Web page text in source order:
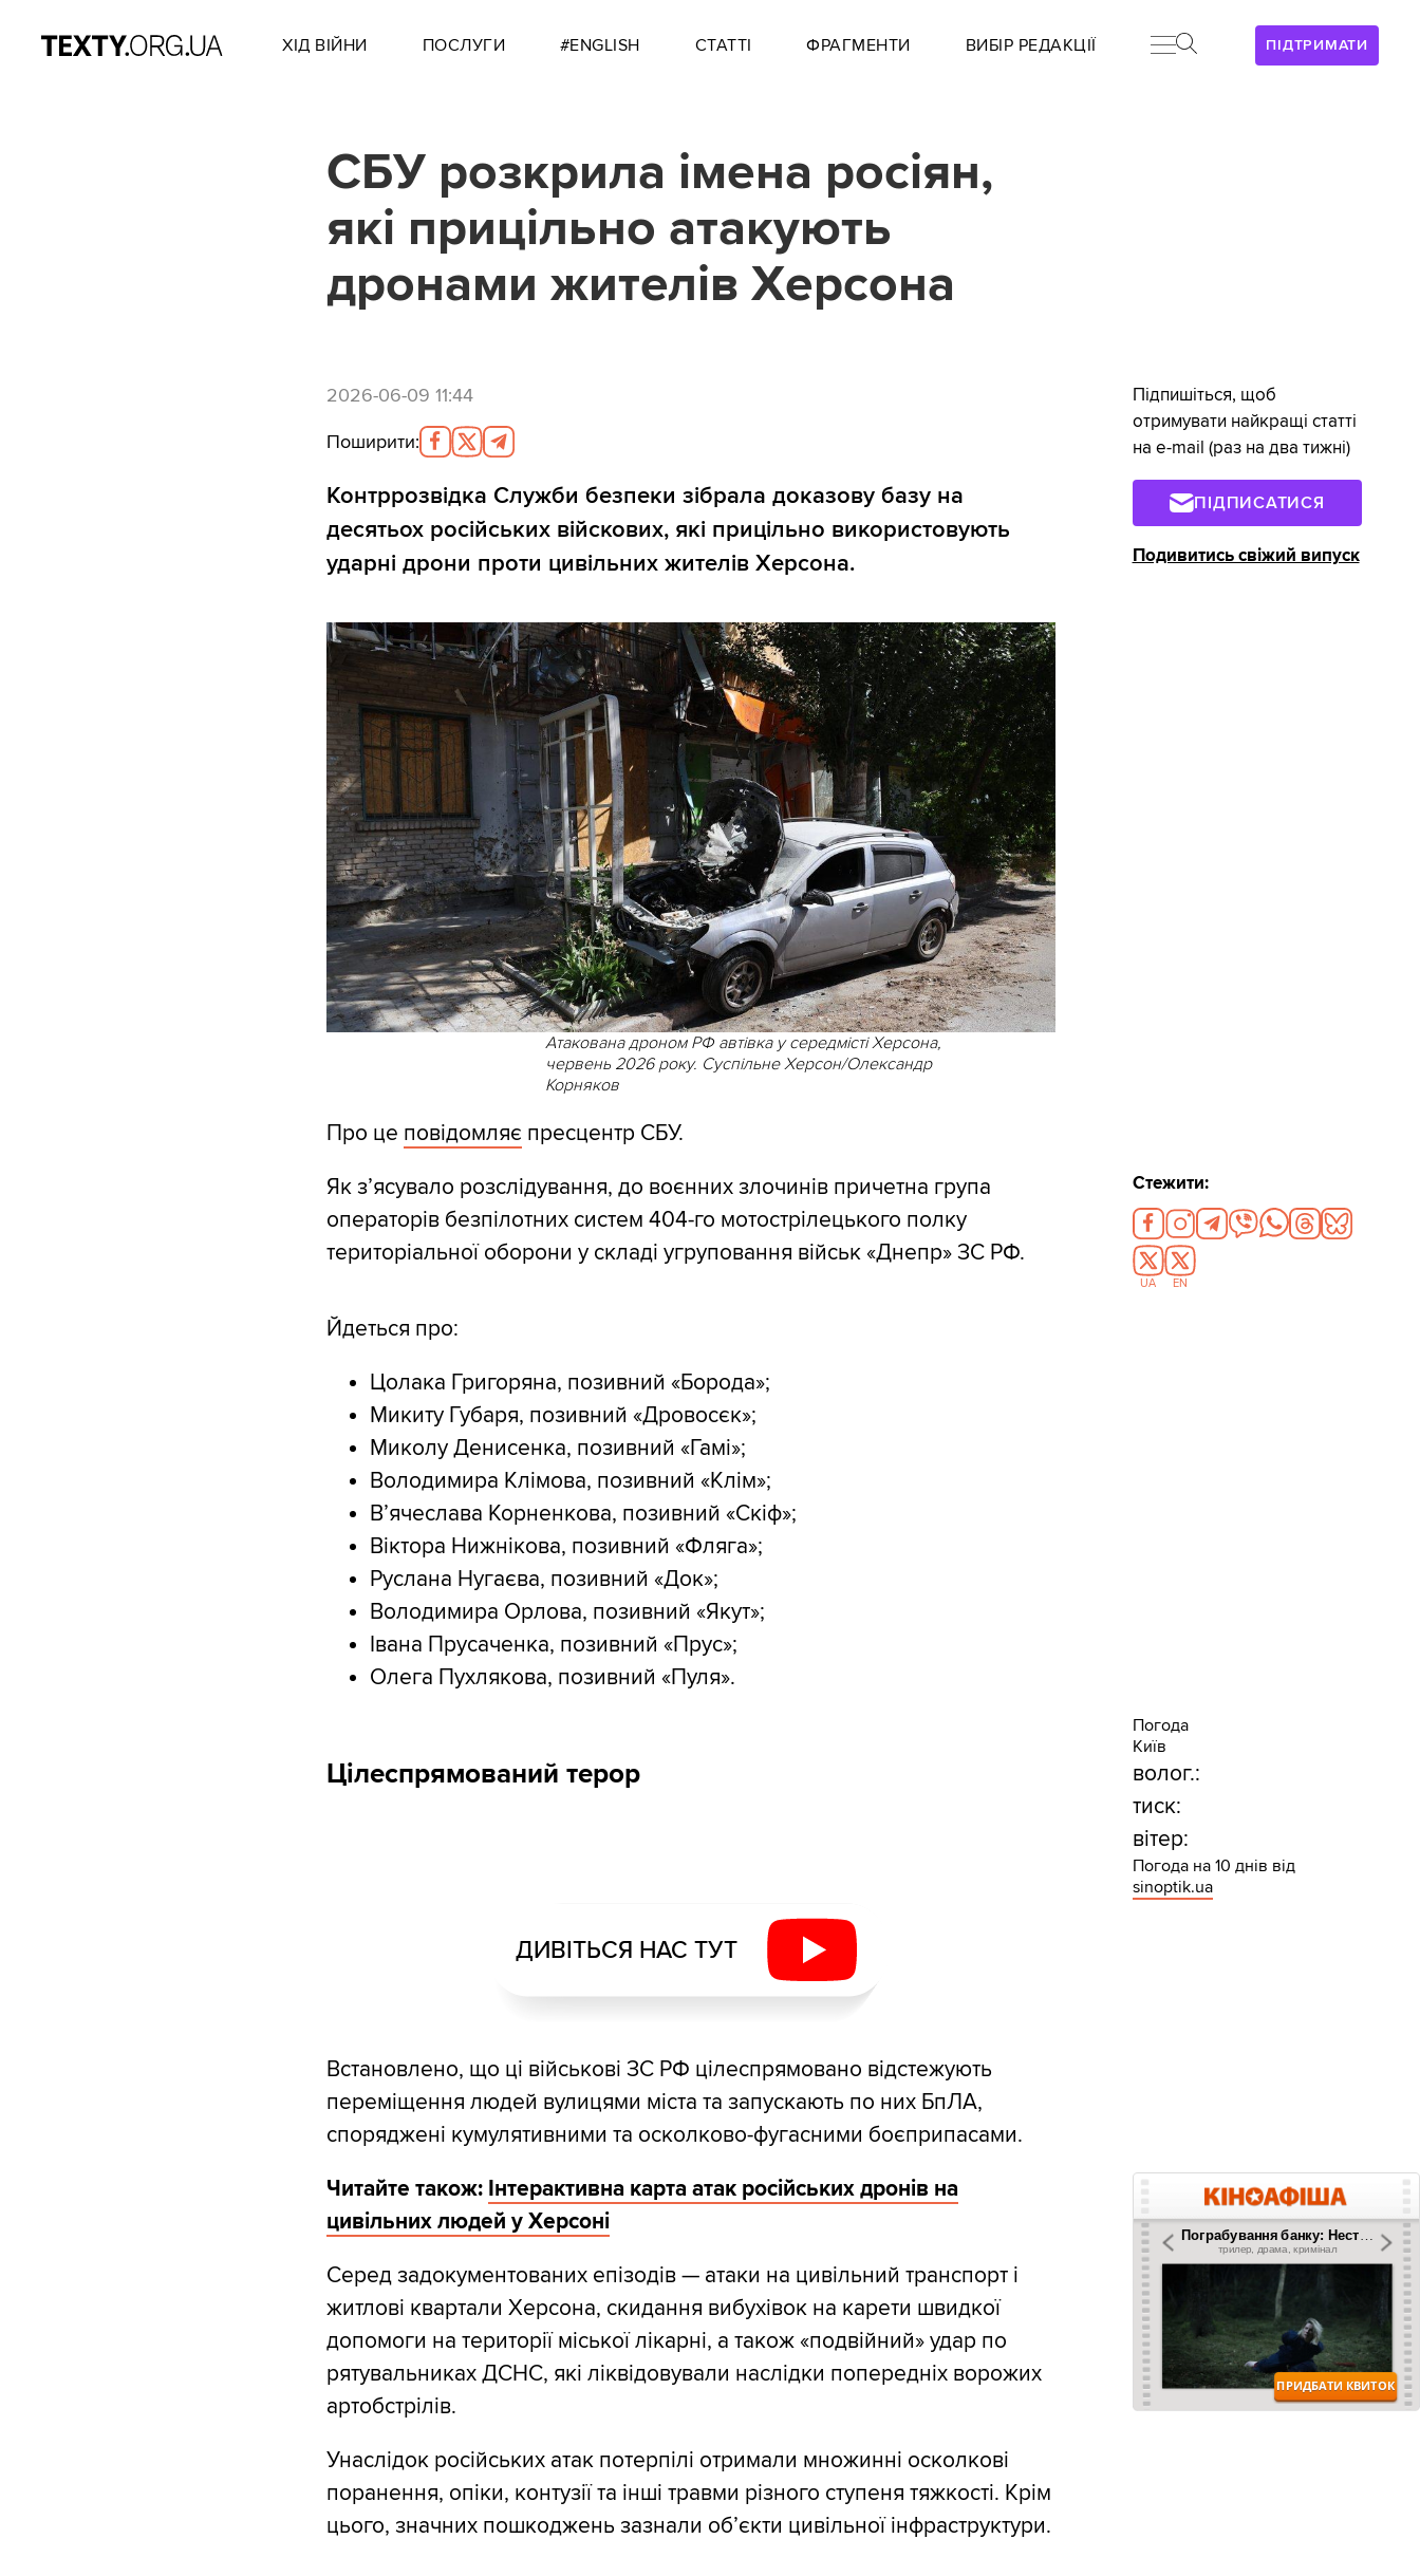
ПІДТРИМАТИ
ХІД ВІЙНИ ПОСЛУГИ #ENGLISH СТАТТІ ФРАГМЕНТИ ВИБІР РЕДАКЦІЇ
СБУ розкрила імена росіян,
які прицільно атакують
дронами жителів Херсона
2026-06-09 11:44
Поширити:
Контррозвідка Служби безпеки зібрала доказову базу на
десятьох російських війскових, які прицільно використовують
ударні дрони проти цивільних жителів Херсона.
Атакована дроном РФ автівка у середмісті Херсона,
червень 2026 року. Суспільне Херсон/Олександр
Корняков
Про це повідомляє пресцентр СБУ.
Як з’ясувало розслідування, до воєнних злочинів причетна група
операторів безпілотних систем 404-го мотострілецького полку
територіальної оборони у складі угруповання військ «Днепр» ЗС РФ.
Йдеться про:
Цолака Григоряна, позивний «Борода»;
⁠Микиту Губаря, позивний «Дровосєк»;
Миколу Денисенка, позивний «Гамі»;
Володимира Клімова, позивний «Клім»;
В’ячеслава Корненкова, позивний «Скіф»;
Віктора Нижнікова, позивний «Фляга»;
Руслана Нугаєва, позивний «Док»;
Володимира Орлова, позивний «Якут»;
⁠Івана Прусаченка, позивний «Прус»;
Олега Пухлякова, позивний «Пуля».
Цілеспрямований терор
ДИВІТЬСЯ НАС ТУТ
Встановлено, що ці військові ЗС РФ цілеспрямовано відстежують
переміщення людей вулицями міста та запускають по них БпЛА,
споряджені кумулятивними та осколково-фугасними боєприпасами.
Читайте також: Інтерактивна карта атак російських дронів на
цивільних людей у Херсоні
Серед задокументованих епізодів — атаки на цивільний транспорт і
житлові квартали Херсона, скидання вибухівок на карети швидкої
допомоги на території міської лікарні, а також «подвійний» удар по
рятувальниках ДСНС, які ліквідовували наслідки попередніх ворожих
артобстрілів.
Унаслідок російських атак потерпілі отримали множинні осколкові
поранення, опіки, контузії та інші травми різного ступеня тяжкості. Крім
цього, значних пошкоджень зазнали об’єкти цивільної інфраструктури.
Підпишіться, щоб
отримувати найкращі статті
на e-mail (раз на два тижні)
ПІДПИСАТИСЯ
Подивитись свіжий випуск
Стежити:
UA EN
Погода
Київ
волог.:
тиск:
вітер:
Погода на 10 днів від
sinoptik.ua